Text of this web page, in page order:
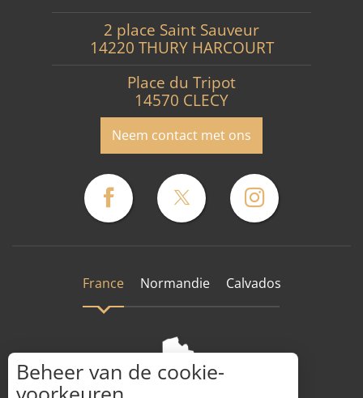
2 place Saint Sauveur
14220 THURY HARCOURT
Place du Tripot
14570 CLECY
Neem contact met ons
France Normandie Calvados
Beheer van de cookie-